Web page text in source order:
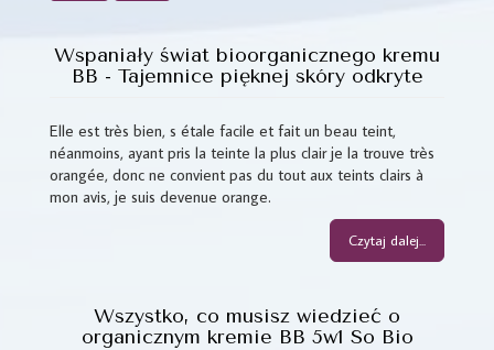
Wspaniały świat bioorganicznego kremu
BB - Tajemnice pięknej skóry odkryte
Elle est très bien, s étale facile et fait un beau teint,
néanmoins, ayant pris la teinte la plus clair je la trouve très
orangée, donc ne convient pas du tout aux teints clairs à
mon avis, je suis devenue orange.
Czytaj dalej...
Wszystko, co musisz wiedzieć o
organicznym kremie BB 5w1 So Bio